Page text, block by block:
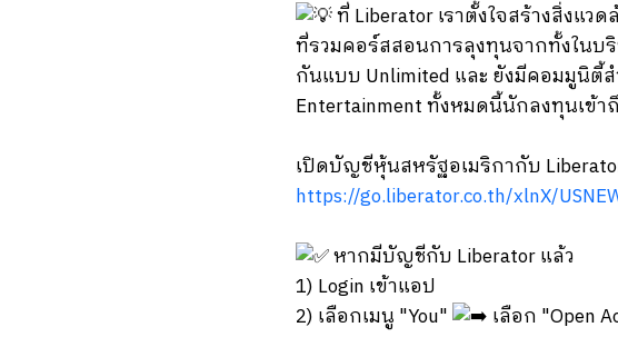
ที่ Liberator เราตั้งใจสร้างสิ่งแว
ที่รวมคอร์สสอนการลุงทุนจากทั้งในบ
กันแบบ Unlimited และ ยังมีคอมมูนิตี้ส
Entertainment ทั้งหมดนี้นักลงทุนเข้า
เปิดบัญชีหุ้นสหรัฐอเมริกากับ
https://go.liberator.co.th/xlnX/
หากมีบัญชีกับ Liberator แล้ว
1) Login เข้าแอป
2) เลือกเมนู "You"
เลือก "Open